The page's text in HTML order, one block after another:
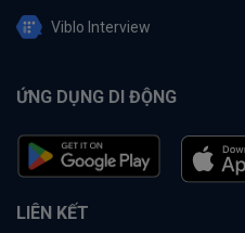
Viblo Interview
ỨNG DỤNG DI ĐỘNG
LIÊN KẾT